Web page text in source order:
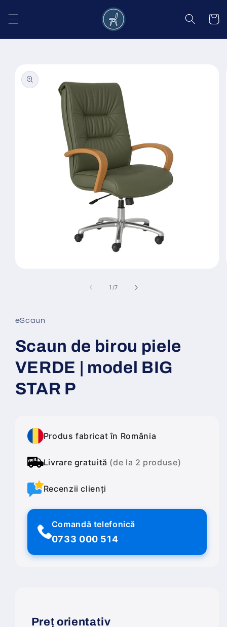
conținut
Coș
informațiile
despre
produs
fereastră
modală
1 /din
7
eScaun
Scaun de birou piele
VERDE | model BIG
STAR P
Produs fabricat în România
Livrare gratuită (de la 2 produse)
Recenzii clienți
Comandă telefonică
0733 000 514
Preț orientativ